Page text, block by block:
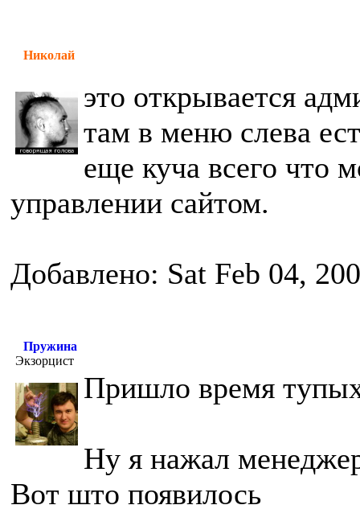
Николай
это открывается
там в меню слева
еще куча всего что
управлении сайтом.
Добавлено: Sat Feb 04,
Пружина
Экзорцист
Пришло время
Ну я нажал
Вот што появилось